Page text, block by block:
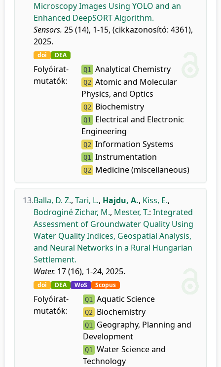
Microscopy Images Using YOLO and an
Enhanced DeepSORT Algorithm.
Sensors. 25 (14), 1-15, (cikkazonosító: 4361),
2025.
doi DEA
Folyóirat-
mutatók:
Q1 Analytical Chemistry
Q2 Atomic and Molecular
Physics, and Optics
Q2 Biochemistry
Q1 Electrical and Electronic
Engineering
Q2 Information Systems
Q1 Instrumentation
Q2 Medicine (miscellaneous)
13.Balla, D. Z., Tari, L., Hajdu, A., Kiss, E.,
Bodroginé Zichar, M., Mester, T.: Integrated
Assessment of Groundwater Quality Using
Water Quality Indices, Geospatial Analysis,
and Neural Networks in a Rural Hungarian
Settlement.
Water. 17 (16), 1-24, 2025.
doi DEA WoS Scopus
Folyóirat-
mutatók:
Q1 Aquatic Science
Q2 Biochemistry
Q1
Geography, Planning and
Development
Q1
Water Science and
Technology